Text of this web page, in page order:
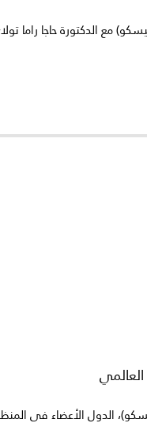
مع الدكتورة حاجا راما
الدول الأعضاء في